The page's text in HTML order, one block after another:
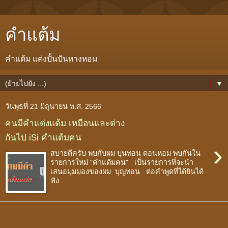
คำแต้ม
คำแต้ม แต่งปั้นปันทางหอม
▼
วันพุธที่ 21 มิถุนายน พ.ศ. 2566
ฅนมีคำแต่งแต้ม เหมือนและต่าง
กันไป iSi คำแต้มฅน
›
สบายดีครับ พบกับผม บุนทอน ดอนหอม พบกันใน
รายการใหม่ "คำแต้มฅน" เป็นรายการที่จะนำ
เสนอมุมมองของผม บุญทอน ต่อคำพูดที่ได้ยินได้
ฟัง...